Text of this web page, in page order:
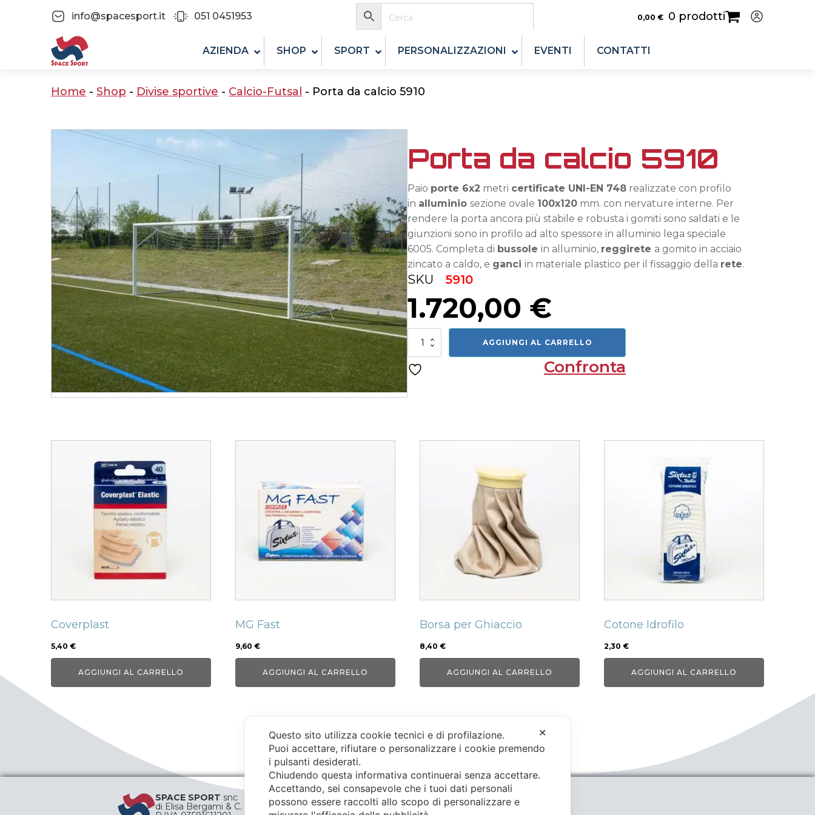
info@spacesport.it 051 0451953 0,00 € 0 prodotti
AZIENDA SHOP SPORT PERSONALIZZAZIONI EVENTI CONTATTI
Home - Shop - Divise sportive - Calcio-Futsal - Porta da calcio 5910
Porta da calcio 5910
Paio porte 6x2 metri certificate UNI-EN 748 realizzate con profilo
in alluminio sezione ovale 100x120 mm. con nervature interne. Per
rendere la porta ancora più stabile e robusta i gomiti sono saldati e le
giunzioni sono in profilo ad alto spessore in alluminio lega speciale
6005. Completa di bussole in alluminio, reggirete a gomito in acciaio
zincato a caldo, e ganci in materiale plastico per il fissaggio della rete.
SKU 5910
1.720,00 €
Porta
calcio
5910
quantità
AGGIUNGI AL CARRELLO
Confronta
Coverplast
5,40 €
AGGIUNGI AL CARRELLO
MG Fast
9,60 €
AGGIUNGI AL CARRELLO
Borsa per Ghiaccio
8,40 €
AGGIUNGI AL CARRELLO
Cotone Idrofilo
2,30 €
AGGIUNGI AL CARRELLO
SPACE SPORT snc
di Elisa Bergami & C.
INFO AZIENDALIASSISTENZA CLIENTI
✕
Questo sito utilizza cookie tecnici e di profilazione.
Puoi accettare, rifiutare o personalizzare i cookie premendo
i pulsanti desiderati.
Chiudendo questa informativa continuerai senza accettare.
Accettando, sei consapevole che i tuoi dati personali
possono essere raccolti allo scopo di personalizzare e